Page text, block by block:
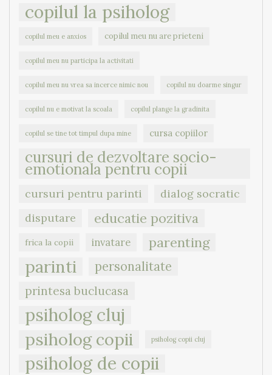
copilul la psiholog
copilul meu e anxios copilul meu nu are prieteni
copilul meu nu participa la activitati
copilul meu nu vrea sa incerce nimic nou copilul nu doarme singur
copilul nu e motivat la scoala copilul plange la gradinita
copilul se tine tot timpul dupa mine cursa copiilor
cursuri de dezvoltare socio-
emotionala pentru copii
cursuri pentru parinti
dialog socratic
disputare
educatie pozitiva
frica la copii invatare parenting
parinti personalitate
printesa buclucasa
psiholog cluj
psiholog copii
psiholog copii cluj
psiholog de copii